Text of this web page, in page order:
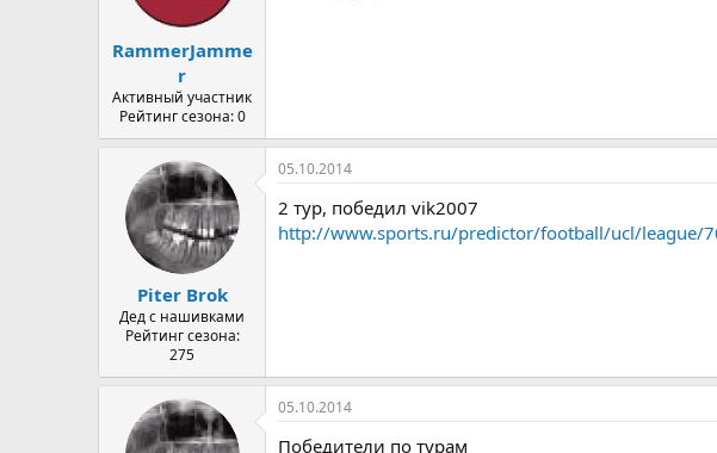
RammerJamme
r
Активный участник
Рейтинг сезона: 0
Piter Brok
Дед с нашивками
Рейтинг сезона:
275
05.10.2014
2 тур, победил vik2007
http://www.sports.ru/predictor/football/ucl/league/
05.10.2014
Победители по турам